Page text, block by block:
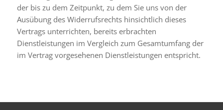
der bis zu dem Zeitpunkt, zu dem Sie uns von der
Ausübung des Widerrufsrechts hinsichtlich dieses
Vertrags unterrichten, bereits erbrachten
Dienstleistungen im Vergleich zum Gesamtumfang der
im Vertrag vorgesehenen Dienstleistungen entspricht.